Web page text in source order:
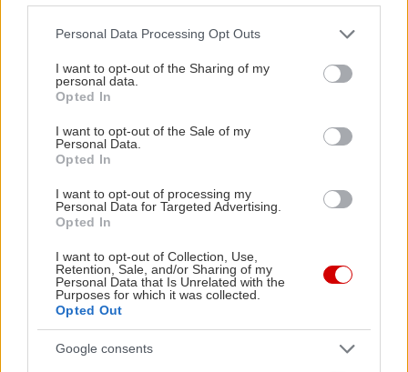
Please note that this website/app uses one or more Google
not limited to your visit or usage behaviour. You may click to
grant or deny consent to Google and its third-party tags to
use your data for below specified purposes in below Google
consent section.
Personal Data Processing Opt Outs
I want to opt-out of the Sharing of my
personal data.
Opted In
I want to opt-out of the Sale of my
Personal Data.
Opted In
I want to opt-out of processing my
Personal Data for Targeted Advertising.
Opted In
I want to opt-out of Collection, Use,
Retention, Sale, and/or Sharing of my
Personal Data that Is Unrelated with the
Purposes for which it was collected.
Opted Out
Google consents
Διαβάστε επίσης